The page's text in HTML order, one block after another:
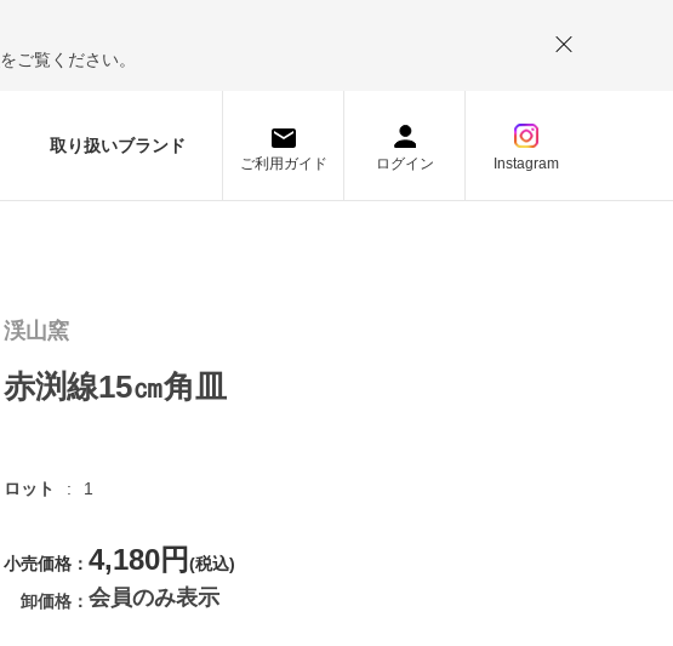
をご覧ください。
取り扱いブランド
ご利用ガイド ログイン Instagram
渓山窯
赤渕線15㎝角皿
ロット 1
小売価格 4,180円 (税込)
卸価格
会員のみ表示